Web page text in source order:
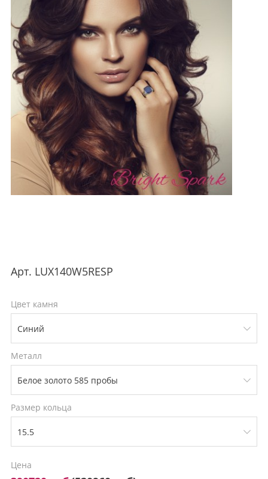
Арт. LUX140W5RESP
Цвет камня
Металл
Размер кольца
Цена